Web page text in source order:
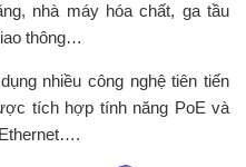
nhà máy hóa chất, ga tầu
thông…
nhiều công nghệ tiên tiến
tích hợp tính năng PoE và